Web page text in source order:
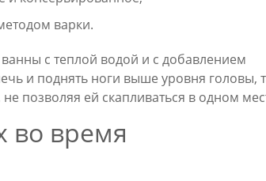
варки.
с теплой водой и с добавлением
и поднять ноги выше уровня головы,
позволяя ей скапливаться в одном
во время